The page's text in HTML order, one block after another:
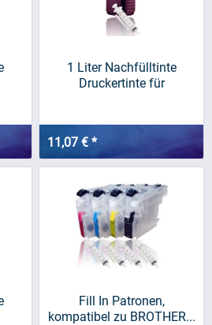
1 Liter Nachfülltinte
Druckertinte für
11,07 € *
Fill In Patronen,
kompatibel zu BROTHER...